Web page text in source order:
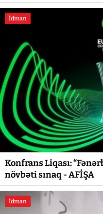
İdman
Konfrans Liqası:
növbəti sınaq - AFİŞA
İdman